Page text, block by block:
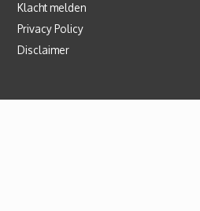
Klacht melden
Privacy Policy
Disclaimer